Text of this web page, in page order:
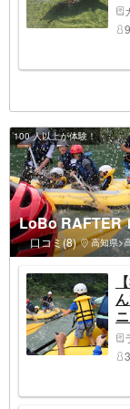
100 人以上が体験！
LoBo RAFTER
口コミ(8) 高知県>